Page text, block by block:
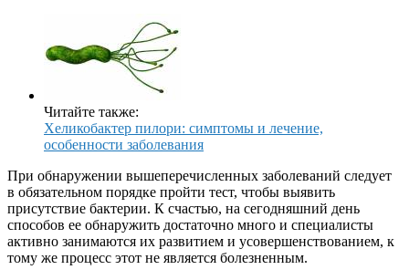
Читайте также:
Хеликобактер пилори: симптомы и лечение,
особенности заболевания
При обнаружении вышеперечисленных заболеваний следует
в обязательном порядке пройти тест, чтобы выявить
присутствие бактерии. К счастью, на сегодняшний день
способов ее обнаружить достаточно много и специалисты
активно занимаются их развитием и усовершенствованием, к
тому же процесс этот не является болезненным.